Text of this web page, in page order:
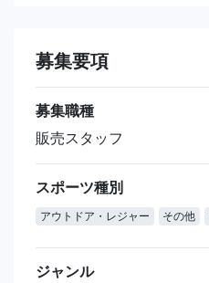
募集要項
募集職種
販売スタッフ
スポーツ種別
アウトドア・レジャー その他
ジャンル